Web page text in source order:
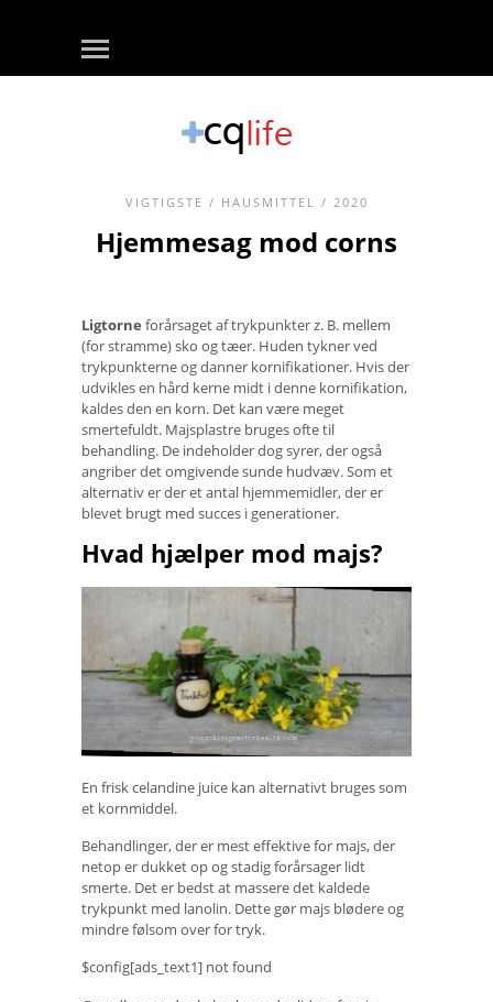
VIGTIGSTE / HAUSMITTEL / 2020
Hjemmesag mod corns
Ligtorne forårsaget af trykpunkter z. B. mellem
(for stramme) sko og tæer. Huden tykner ved
trykpunkterne og danner kornifikationer. Hvis der
udvikles en hård kerne midt i denne kornifikation,
kaldes den en korn. Det kan være meget
smertefuldt. Majsplastre bruges ofte til
behandling. De indeholder dog syrer, der også
angriber det omgivende sunde hudvæv. Som et
alternativ er der et antal hjemmemidler, der er
blevet brugt med succes i generationer.
Hvad hjælper mod majs?
En frisk celandine juice kan alternativt bruges som
et kornmiddel.
Behandlinger, der er mest effektive for majs, der
netop er dukket op og stadig forårsager lidt
smerte. Det er bedst at massere det kaldede
trykpunkt med lanolin. Dette gør majs blødere og
mindre følsom over for tryk.
$config[ads_text1] not found